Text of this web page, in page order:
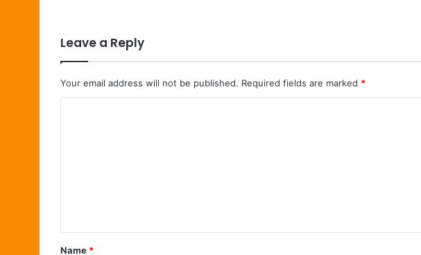
Leave a Reply
Your email address will not be published. Required fields are marked *
Name *